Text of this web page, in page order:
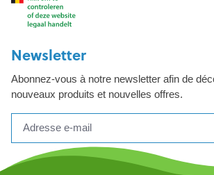
Newsletter
Abonnez-vous à notre newsletter afin de
nouveaux produits et nouvelles offres.